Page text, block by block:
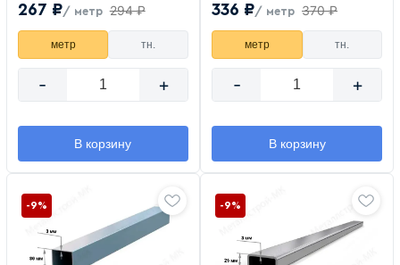
267 ₽/ метр 294 ₽
метр тн.
- +
В корзину
336 ₽/ метр 370 ₽
метр тн.
- +
В корзину
-9% -9%